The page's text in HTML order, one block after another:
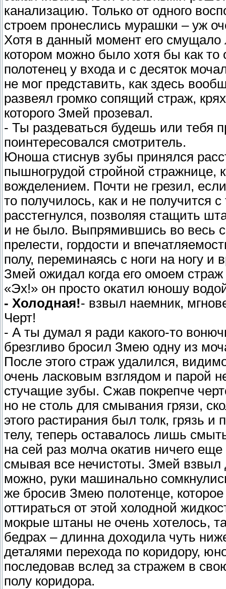
канализацию. Только от одного
строем пронеслись мурашки – уж
Хотя в данный момент его смущало
котором можно было хотя бы как то
полотенец у входа и с десяток
не мог представить, как здесь
развеял громко сопящий страж,
которого Змей прозевал.
- Ты раздеваться будешь или тебя
поинтересовался смотритель.
Юноша стиснув зубы принялся
пышногрудой стройной стражнице,
вожделением. Почти не грезил,
то получилось, как и не получится
расстегнулся, позволяя стащить
и не было. Выпрямившись во весь
прелести, гордости и
полу, переминаясь с ноги на ногу
Змей ожидал когда его омоем
«Эх!» он просто окатил юношу
- Холодная!- взвыл наемник,
Черт!
- А ты думал я ради какого-то
брезгливо бросил Змею одну из
После этого страж удалился,
очень ласковым взглядом и парой
стучащие зубы. Сжав покрепче
но не столь для смывания грязи,
этого растирания был толк, грязь
телу, теперь оставалось лишь
на сей раз молча окатив ничего
смывая все нечистоты. Змей взвыл
можно, руки машинально
же бросив Змею полотенце,
оттираться от этой холодной
мокрые штаны не очень хотелось,
бедрах – длинна доходила чуть
деталями перехода по коридору,
последовав вслед за стражем в
полу коридора.